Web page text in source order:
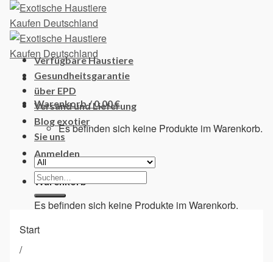
Skip
content
Warenkorb /0,00€
Es befinden sich keine Produkte im Warenkorb.
Anmelden
Warenkorb
Es befinden sich keine Produkte im Warenkorb.
Verfügbare Haustiere
Gesundheitsgarantie
über EPD
Versand und Lieferung
Blog exotier
Sie uns
Suchen
nach:
Start
/